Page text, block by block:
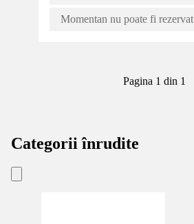
Momentan nu poate fi rezervat
Pagina 1 din 1
Categorii înrudite